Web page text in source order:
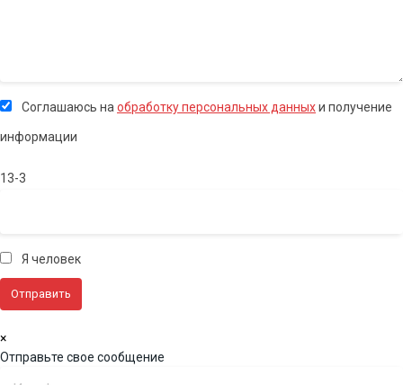
Соглашаюсь на обработку персональных данныхи получение
информации
13-3
Я человек
×
Отправьте свое сообщение